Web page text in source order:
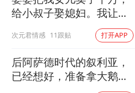
给小叔子娶媳妇。我让她
次元君情感 11跟贴 打开APP
后阿萨德时代的叙利亚，
已经想好，准备拿大鹅石